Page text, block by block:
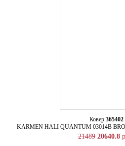
Ковер 365402
KARMEN HALI QUANTUM 03014B
21489 20640.8